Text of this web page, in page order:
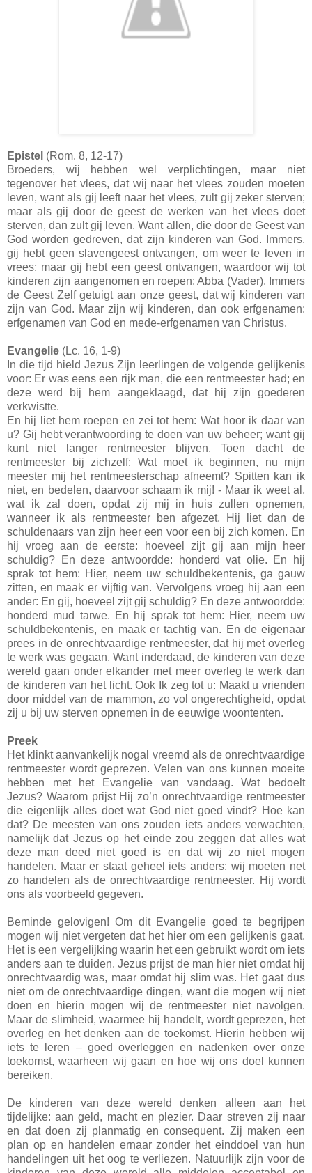
Epistel (Rom. 8, 12-17)
Broeders, wij hebben wel verplichtingen, maar niet
tegenover het vlees, dat wij naar het vlees zouden moeten
leven, want als gij leeft naar het vlees, zult gij zeker sterven;
maar als gij door de geest de werken van het vlees doet
sterven, dan zult gij leven. Want allen, die door de Geest van
God worden gedreven, dat zijn kinderen van God. Immers,
gij hebt geen slavengeest ontvangen, om weer te leven in
vrees; maar gij hebt een geest ontvangen, waardoor wij tot
kinderen zijn aangenomen en roepen: Abba (Vader). Immers
de Geest Zelf getuigt aan onze geest, dat wij kinderen van
zijn van God. Maar zijn wij kinderen, dan ook erfgenamen:
erfgenamen van God en mede-erfgenamen van Christus.
Evangelie (Lc. 16, 1-9)
In die tijd hield Jezus Zijn leerlingen de volgende gelijkenis
voor: Er was eens een rijk man, die een rentmeester had; en
deze werd bij hem aangeklaagd, dat hij zijn goederen
verkwistte.
En hij liet hem roepen en zei tot hem: Wat hoor ik daar van
u? Gij hebt verantwoording te doen van uw beheer; want gij
kunt niet langer rentmeester blijven. Toen dacht de
rentmeester bij zichzelf: Wat moet ik beginnen, nu mijn
meester mij het rentmeesterschap afneemt? Spitten kan ik
niet, en bedelen, daarvoor schaam ik mij! - Maar ik weet al,
wat ik zal doen, opdat zij mij in huis zullen opnemen,
wanneer ik als rentmeester ben afgezet. Hij liet dan de
schuldenaars van zijn heer een voor een bij zich komen. En
hij vroeg aan de eerste: hoeveel zijt gij aan mijn heer
schuldig? En deze antwoordde: honderd vat olie. En hij
sprak tot hem: Hier, neem uw schuldbekentenis, ga gauw
zitten, en maak er vijftig van. Vervolgens vroeg hij aan een
ander: En gij, hoeveel zijt gij schuldig? En deze antwoordde:
honderd mud tarwe. En hij sprak tot hem: Hier, neem uw
schuldbekentenis, en maak er tachtig van. En de eigenaar
prees in de onrechtvaardige rentmeester, dat hij met overleg
te werk was gegaan. Want inderdaad, de kinderen van deze
wereld gaan onder elkander met meer overleg te werk dan
de kinderen van het licht. Ook Ik zeg tot u: Maakt u vrienden
door middel van de mammon, zo vol ongerechtigheid, opdat
zij u bij uw sterven opnemen in de eeuwige woontenten.
Preek
Het klinkt aanvankelijk nogal vreemd als de onrechtvaardige
rentmeester wordt geprezen. Velen van ons kunnen moeite
hebben met het Evangelie van vandaag. Wat bedoelt
Jezus? Waarom prijst Hij zo’n onrechtvaardige rentmeester
die eigenlijk alles doet wat God niet goed vindt? Hoe kan
dat? De meesten van ons zouden iets anders verwachten,
namelijk dat Jezus op het einde zou zeggen dat alles wat
deze man deed niet goed is en dat wij zo niet mogen
handelen. Maar er staat geheel iets anders: wij moeten net
zo handelen als de onrechtvaardige rentmeester. Hij wordt
ons als voorbeeld gegeven.
Beminde gelovigen! Om dit Evangelie goed te begrijpen
mogen wij niet vergeten dat het hier om een gelijkenis gaat.
Het is een vergelijking waarin het een gebruikt wordt om iets
anders aan te duiden. Jezus prijst de man hier niet omdat hij
onrechtvaardig was, maar omdat hij slim was. Het gaat dus
niet om de onrechtvaardige dingen, want die mogen wij niet
doen en hierin mogen wij de rentmeester niet navolgen.
Maar de slimheid, waarmee hij handelt, wordt geprezen, het
overleg en het denken aan de toekomst. Hierin hebben wij
iets te leren – goed overleggen en nadenken over onze
toekomst, waarheen wij gaan en hoe wij ons doel kunnen
bereiken.
De kinderen van deze wereld denken alleen aan het
tijdelijke: aan geld, macht en plezier. Daar streven zij naar
en dat doen zij planmatig en consequent. Zij maken een
plan op en handelen ernaar zonder het einddoel van hun
handelingen uit het oog te verliezen. Natuurlijk zijn voor de